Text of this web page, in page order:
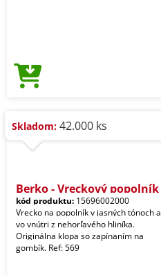
Skladom: 42.000 ks
Berko - Vreckový popolník
kód produktu: 15696002000
Vrecko na popolník v jasných tónoch a
vo vnútri z nehorľavého hliníka.
Originálna klopa so zapínaním na
gombík. Ref: 569